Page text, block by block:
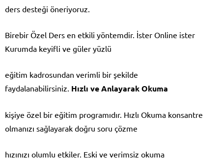
ders desteği öneriyoruz.
Birebir Özel Ders en etkili yöntemdir. İster Online ister
Kurumda keyifli ve güler yüzlü
eğitim kadrosundan verimli bir şekilde
faydalanabilirsiniz. Hızlı ve Anlayarak Okuma
kişiye özel bir eğitim programıdır. Hızlı Okuma konsantre
olmanızı sağlayarak doğru soru çözme
hızınızı olumlu etkiler. Eski ve verimsiz okuma